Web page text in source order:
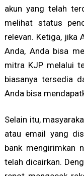
akun yang telah
melihat status
relevan. Ketiga, jika
Anda, Anda bisa
mitra KJP melalui
biasanya tersedia
Anda bisa
Selain itu,
atau email yang
bank mengirimkan
telah dicairkan.